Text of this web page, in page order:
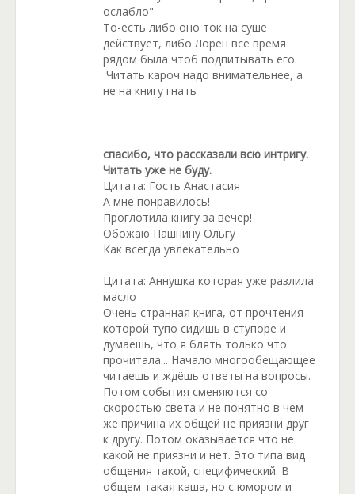
ослабло"
То-есть либо оно ток на суше
действует, либо Лорен всё время
рядом была чтоб подпитывать его.
Читать кароч надо внимательнее, а
не на книгу гнать
спасибо, что рассказали всю интригу.
Читать уже не буду.
Цитата: Гость Анастасия
А мне понравилось!
Проглотила книгу за вечер!
Обожаю Пашнину Ольгу
Как всегда увлекательно
Цитата: Аннушка которая уже разлила
масло
Очень странная книга, от прочтения
которой тупо сидишь в ступоре и
думаешь, что я блять только что
прочитала... Начало многообещающее
читаешь и ждёшь ответы на вопросы.
Потом события сменяются со
скоростью света и не понятно в чем
же причина их общей не приязни друг
к другу. Потом оказывается что не
какой не приязни и нет. Это типа вид
общения такой, специфический. В
общем такая каша, но с юмором и